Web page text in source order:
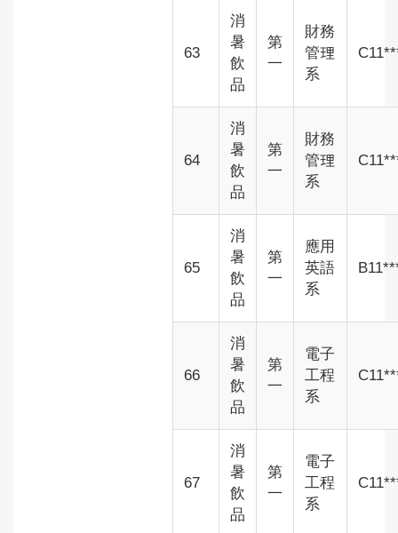
63
消
暑
飲
品
第
一
財務
管理
系
64
消
暑
飲
品
第
一
財務
管理
系
65
消
暑
飲
品
第
一
應用
英語
系
66
消
暑
飲
品
第
一
電子
工程
系
67
消
暑
飲
品
第
一
電子
工程
系